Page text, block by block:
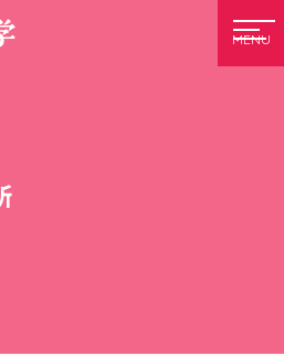
MENU